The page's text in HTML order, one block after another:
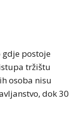
gdje postoje
tržištu
osoba nisu
dok 30